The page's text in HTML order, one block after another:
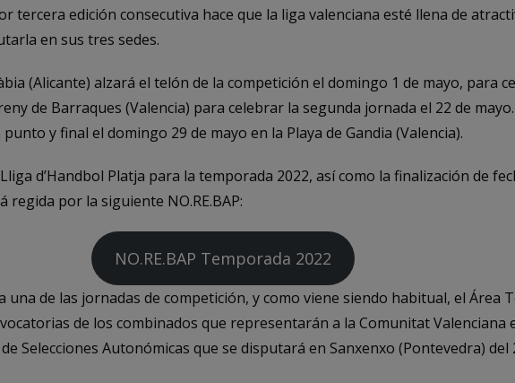
tercera edición consecutiva hace que la liga valenciana esté llena de
en sus tres sedes.
(Alicante) alzará el telón de la competición el domingo 1 de mayo, para
de Barraques (Valencia) para celebrar la segunda jornada el 22 de
y final el domingo 29 de mayo en la Playa de Gandia (Valencia).
d’Handbol Platja para la temporada 2022, así como la finalización de
regida por la siguiente NO.RE.BAP:
NO.RE.BAP Temporada 2022
una de las jornadas de competición, y como viene siendo habitual, el Área
de los combinados que representarán a la Comunitat Valenciana
Selecciones Autonómicas que se disputará en Sanxenxo (Pontevedra) del